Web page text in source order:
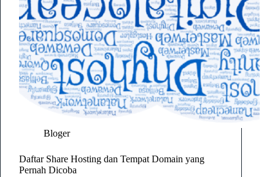
Bloger
Daftar Share Hosting dan Tempat Domain yang
Pernah Dicoba